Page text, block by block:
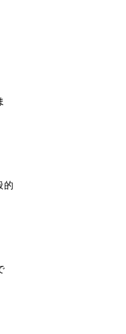
的